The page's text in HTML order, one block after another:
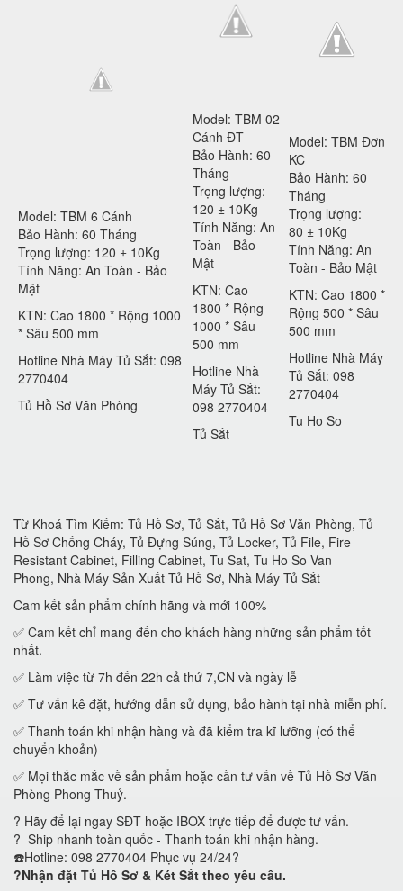
Model: TBM 6 Cánh
Bảo Hành: 60 Tháng
Trọng lượng: 120 ± 10Kg
Tính Năng: An Toàn - Bảo
Mật
KTN: Cao 1800 * Rộng 1000
* Sâu 500 mm
Hotline Nhà Máy Tủ Sắt: 098
2770404
Tủ Hồ Sơ Văn Phòng
Model: TBM 02
Cánh ĐT
Bảo Hành: 60
Tháng
Trọng lượng:
120 ± 10Kg
Tính Năng: An
Toàn - Bảo
Mật
KTN: Cao
1800 * Rộng
1000 * Sâu
500 mm
Hotline Nhà
Máy Tủ Sắt:
098 2770404
Tủ Sắt
Model: TBM Đơn
KC
Bảo Hành: 60
Tháng
Trọng lượng:
80 ± 10Kg
Tính Năng: An
Toàn - Bảo Mật
KTN: Cao 1800 *
Rộng 500 * Sâu
500 mm
Hotline Nhà Máy
Tủ Sắt: 098
2770404
Tu Ho So
Từ Khoá Tìm Kiếm: Tủ Hồ Sơ, Tủ Sắt, Tủ Hồ Sơ Văn Phòng, Tủ
Hồ Sơ Chống Cháy, Tủ Đựng Súng, Tủ Locker, Tủ File, Fire
Resistant Cabinet, Filling Cabinet, Tu Sat, Tu Ho So Van
Phong, Nhà Máy Sản Xuất Tủ Hồ Sơ, Nhà Máy Tủ Sắt
Cam kết sản phẩm chính hãng và mới 100%
✅ Cam kết chỉ mang đến cho khách hàng những sản phẩm tốt
nhất.
✅ Làm việc từ 7h đến 22h cả thứ 7,CN và ngày lễ
✅ Tư vấn kê đặt, hướng dẫn sử dụng, bảo hành tại nhà miễn phí.
✅ Thanh toán khi nhận hàng và đã kiểm tra kĩ lưỡng (có thể
chuyển khoản)
✅ Mọi thắc mắc về sản phẩm hoặc cần tư vấn về Tủ Hồ Sơ Văn
Phòng Phong Thuỷ.
? Hãy để lại ngay SĐT hoặc IBOX trực tiếp để được tư vấn.
? Ship nhanh toàn quốc - Thanh toán khi nhận hàng.
☎️Hotline: 098 2770404 Phục vụ 24/24?
?Nhận đặt Tủ Hồ Sơ & Két Sắt theo yêu cầu.